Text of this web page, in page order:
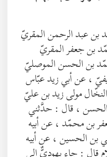
بن عبد الرحمن المقريّ
بن جعفر المقريّ
بن الحسن الموصليّ
، عن أبي زيد عبّاس
مولى زيد بن عليّ
الحسن ، قال : حدَّثني
بن محمّد ، عن أبيه
الحسين ، عن أبيه
قال : جاء يهوديٌّ إلى